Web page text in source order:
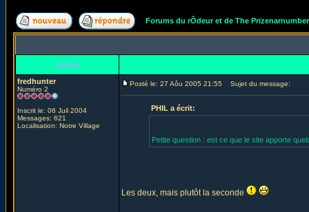
Forums du rÔdeur et de The
Auteur
fredhunter
Numéro 2
Inscrit le: 06 Juil 2004
Messages: 621
Localisation: Notre Village
Posté le: 27 Aôu 2005 21:55 Sujet du message:
PHIL a écrit:
Petite question : est ce que le site apporte
Les deux, mais plutôt la seconde